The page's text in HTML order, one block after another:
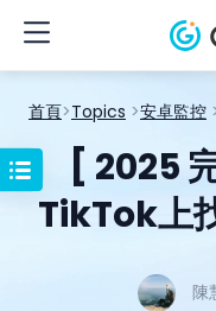
首頁>Topics >安卓監控
[ 2025
TikTok上
陳